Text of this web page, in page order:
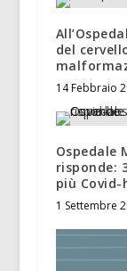
del
14 Febbraio
Ospedale
risponde:
più
1 Settembre